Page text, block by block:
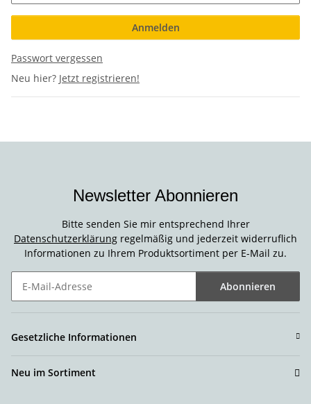
Anmelden
Passwort vergessen
Neu hier? Jetzt registrieren!
Newsletter Abonnieren
Bitte senden Sie mir entsprechend Ihrer
Datenschutzerklärung regelmäßig und jederzeit widerruflich
Informationen zu Ihrem Produktsortiment per E-Mail zu.
Abonnieren
Gesetzliche Informationen
Neu im Sortiment